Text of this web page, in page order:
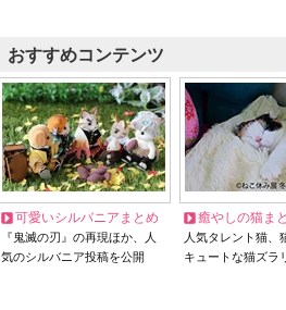
おすすめコンテンツ
可愛いシルバニアまとめ
『鬼滅の刃』の再現ほか、人
気のシルバニア投稿を公開
癒やしの猫ま
人気タレント猫
キュートな猫ズラ